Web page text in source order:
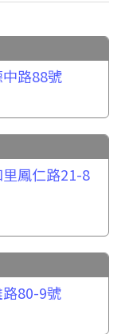
路88號
鳳仁路21-8
80-9號